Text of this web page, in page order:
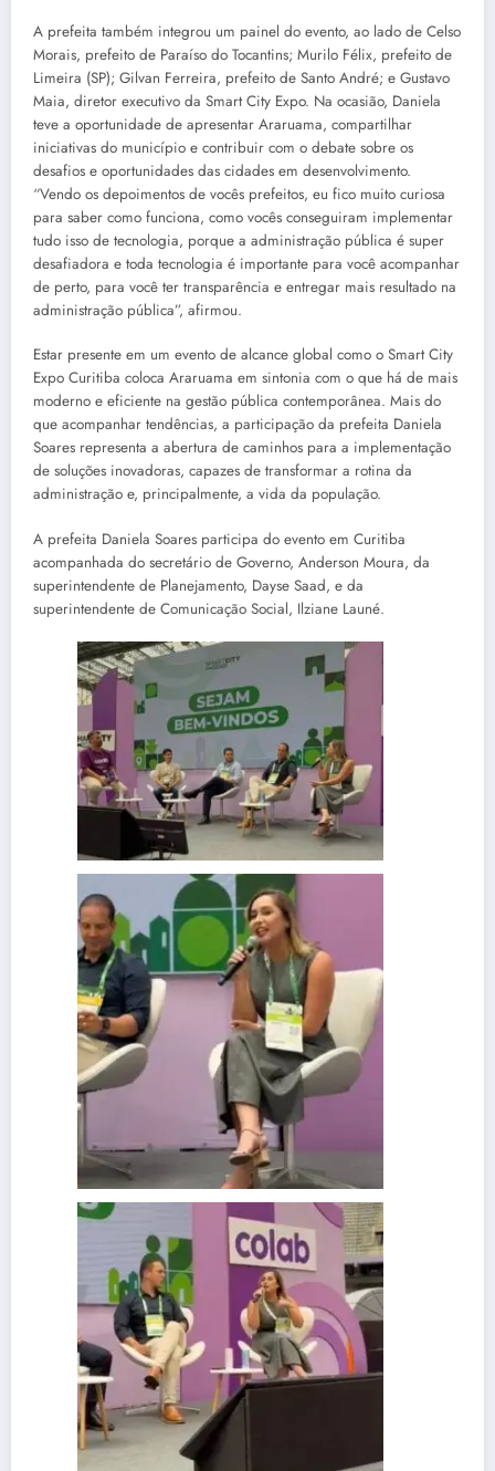
A prefeita também integrou um painel do evento, ao lado de Celso
Morais, prefeito de Paraíso do Tocantins; Murilo Félix, prefeito de
Limeira (SP); Gilvan Ferreira, prefeito de Santo André; e Gustavo
Maia, diretor executivo da Smart City Expo. Na ocasião, Daniela
teve a oportunidade de apresentar Araruama, compartilhar
iniciativas do município e contribuir com o debate sobre os
desafios e oportunidades das cidades em desenvolvimento.
“Vendo os depoimentos de vocês prefeitos, eu fico muito curiosa
para saber como funciona, como vocês conseguiram implementar
tudo isso de tecnologia, porque a administração pública é super
desafiadora e toda tecnologia é importante para você acompanhar
de perto, para você ter transparência e entregar mais resultado na
administração pública”, afirmou.
Estar presente em um evento de alcance global como o Smart City
Expo Curitiba coloca Araruama em sintonia com o que há de mais
moderno e eficiente na gestão pública contemporânea. Mais do
que acompanhar tendências, a participação da prefeita Daniela
Soares representa a abertura de caminhos para a implementação
de soluções inovadoras, capazes de transformar a rotina da
administração e, principalmente, a vida da população.
A prefeita Daniela Soares participa do evento em Curitiba
acompanhada do secretário de Governo, Anderson Moura, da
superintendente de Planejamento, Dayse Saad, e da
superintendente de Comunicação Social, Ilziane Launé.